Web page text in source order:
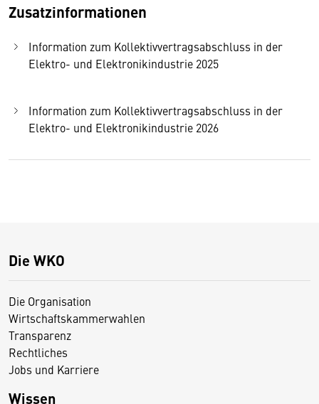
Zusatzinformationen
Information zum Kollektivvertragsabschluss in der
Elektro- und Elektronikindustrie 2025
Information zum Kollektivvertragsabschluss in der
Elektro- und Elektronikindustrie 2026
Die WKO
Die Organisation
Wirtschaftskammerwahlen
Transparenz
Rechtliches
Jobs und Karriere
Wissen